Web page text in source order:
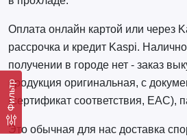
Фильтр
Оплата онлайн картой или через
рассрочка и кредит Kaspi.
получении в городе нет - заказ
продукция оригинальная, с
(сертификат соответствия, EAC),
Это обычная для нас доставка